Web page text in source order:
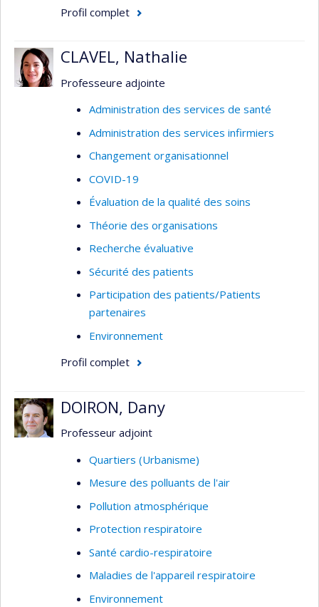
environnementales mondiales, en partenariat
l'agro-industrie bananière sur la santé au travail
et l'environnement et les impacts sur la santé de
production sociale des connaissances en santé
publique et les influences des entreprises sur la
santé et la recherche en santé. J'utilise des
l'analyse du discours, les synthèses de
connaissances et les approches participatives.
Profil complet
CLAVEL, Nathalie
Professeure adjointe
Administration des services de santé
Administration des services infirmiers
Changement organisationnel
COVID-19
Évaluation de la qualité des soins
Théorie des organisations
Recherche évaluative
Sécurité des patients
Participation des patients/Patients
partenaires
Environnement
Profil complet
DOIRON, Dany
Professeur adjoint
Quartiers (Urbanisme)
Mesure des polluants de l'air
Pollution atmosphérique
Protection respiratoire
Santé cardio-respiratoire
Maladies de l'appareil respiratoire
Environnement